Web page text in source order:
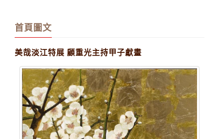
首頁圖文
美哉淡江特展 顧重光主持甲子獻畫